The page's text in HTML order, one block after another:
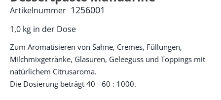
1,0 kg in der Dose
Artikelnummer 1256001
Zum Aromatisieren von Sahne, Cremes, Füllungen,
Milchmixgetränke, Glasuren, Geleeguss und Toppings mit
natürlichem Citrusaroma.
Die Dosierung beträgt 40 - 60 : 1000.